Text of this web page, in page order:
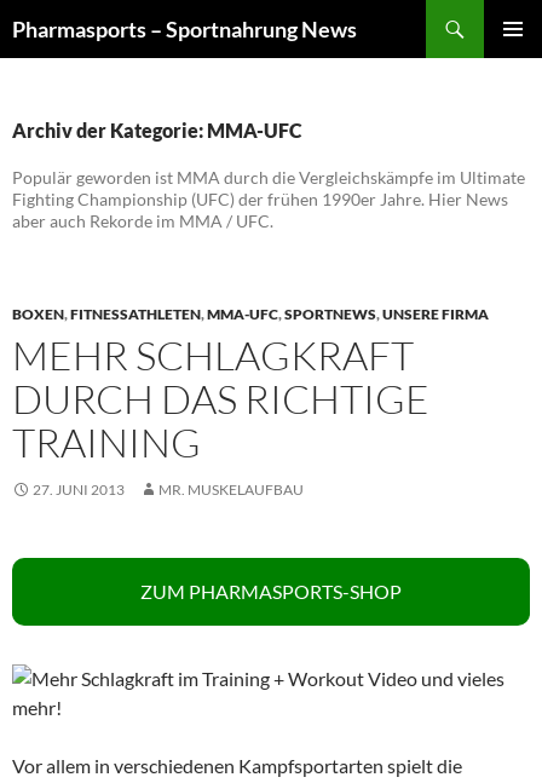
Inhalt
Pharmasports – Sportnahrung News
Archiv der Kategorie: MMA-UFC
Populär geworden ist MMA durch die Vergleichskämpfe im Ultimate
Fighting Championship (UFC) der frühen 1990er Jahre. Hier News
aber auch Rekorde im MMA / UFC.
BOXEN,FITNESSATHLETEN,MMA-UFC,SPORTNEWS,UNSERE FIRMA
MEHR SCHLAGKRAFT
DURCH DAS RICHTIGE
TRAINING
27. JUNI 2013 MR. MUSKELAUFBAU
ZUM PHARMASPORTS-SHOP
Vor allem in verschiedenen Kampfsportarten spielt die